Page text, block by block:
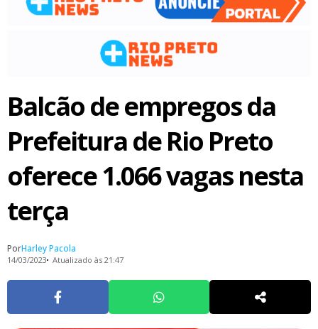
Balcão de empregos da
Prefeitura de Rio Preto
oferece 1.066 vagas nesta
terça
PorHarley Pacola
14/03/2023 Atualizado às 21:47